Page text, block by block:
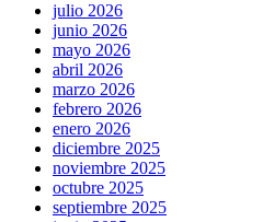
julio 2026
junio 2026
mayo 2026
abril 2026
marzo 2026
febrero 2026
enero 2026
diciembre 2025
noviembre 2025
octubre 2025
septiembre 2025